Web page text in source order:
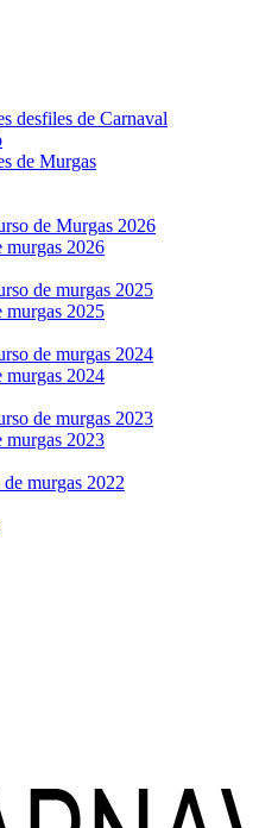
desfiles de Carnaval
de Murgas
de Murgas 2026
murgas 2026
de murgas 2025
murgas 2025
de murgas 2024
murgas 2024
de murgas 2023
murgas 2023
murgas 2022